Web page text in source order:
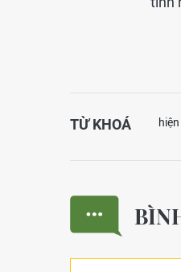
TỪ KHOÁ